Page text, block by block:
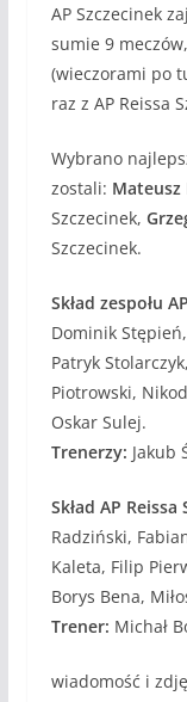
AP Szczecinek
sumie 9
(wieczorami po
raz z AP Reissa
Wybrano
zostali: Mateusz
Szczecinek,
Szczecinek.
Skład zespołu
Dominik
Patryk
Piotrowski,
Oskar Sulej.
Trenerzy: Jakub
Skład AP Reissa
Radziński,
Kaleta, Filip
Borys Bena,
Trener: Michał
wiadomość i